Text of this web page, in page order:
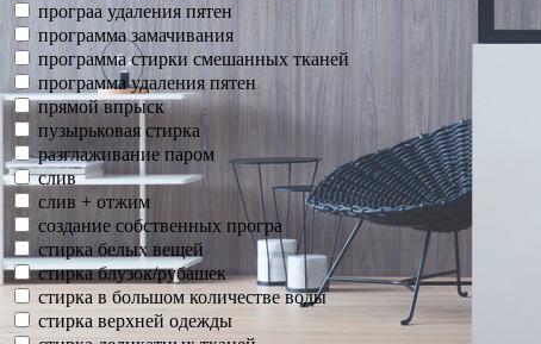
програа удаления пятен
программа замачивания
программа стирки смешанных тканей
программа удаления пятен
прямой впрыск
пузырьковая стирка
разглаживание паром
слив
слив + отжим
создание собственных програ
стирка белых вещей
стирка блузок/рубашек
стирка в большом количестве воды
стирка верхней одежды